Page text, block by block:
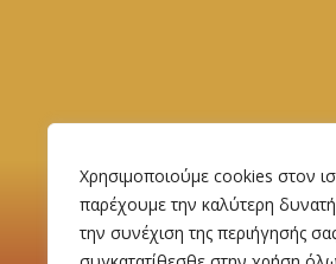
Χρησιμοποιούμε cookies στον
παρέχουμε την καλύτερη
την συνέχιση της περιήγησής